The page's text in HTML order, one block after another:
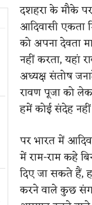
दशहरा के मौके
आदिवासी एकता
को अपना देवता
नहीं करता, यहां
अध्यक्ष संतोष
रावण पूजा को
हमें कोई संदेह
पर भारत में
में राम-राम कहे
दिए जा सकते हैं,
करने वाले कुछ